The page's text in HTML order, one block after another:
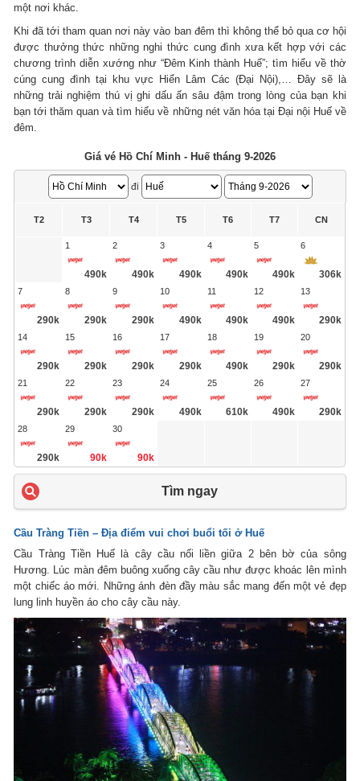
một nơi khác.
Khi đã tới tham quan nơi này vào ban đêm thì không thể bỏ qua cơ hội
được thưởng thức những nghi thức cung đình xưa kết hợp với các
chương trình diễn xướng như “Đêm Kinh thành Huế”; tìm hiểu về thờ
cúng cung đình tại khu vực Hiển Lâm Các (Đại Nội),… Đây sẽ là
những trải nghiệm thú vị ghi dấu ấn sâu đậm trong lòng của bạn khi
bạn tới thăm quan và tìm hiểu về những nét văn hóa tại Đại nội Huế về
đêm.
Giá vé Hồ Chí Minh - Huế tháng 9-2026
đi
T2 T3 T4 T5 T6 T7 CN
1
490k
2
490k
3
490k
4
490k
5
490k
6
306k
7
290k
8
290k
9
290k
10
490k
11
490k
12
490k
13
290k
14
290k
15
290k
16
290k
17
290k
18
490k
19
290k
20
290k
21
290k
22
290k
23
290k
24
490k
25
610k
26
490k
27
290k
28
290k
29
90k
30
90k
Tìm ngay
Cầu Tràng Tiền – Địa điểm vui chơi buổi tối ở Huế
Cầu Tràng Tiền Huế là cây cầu nối liền giữa 2 bên bờ của sông
Hương. Lúc màn đêm buông xuống cây cầu như được khoác lên mình
một chiếc áo mới. Những ánh đèn đầy màu sắc mang đến một vẻ đẹp
lung linh huyền áo cho cây cầu này.